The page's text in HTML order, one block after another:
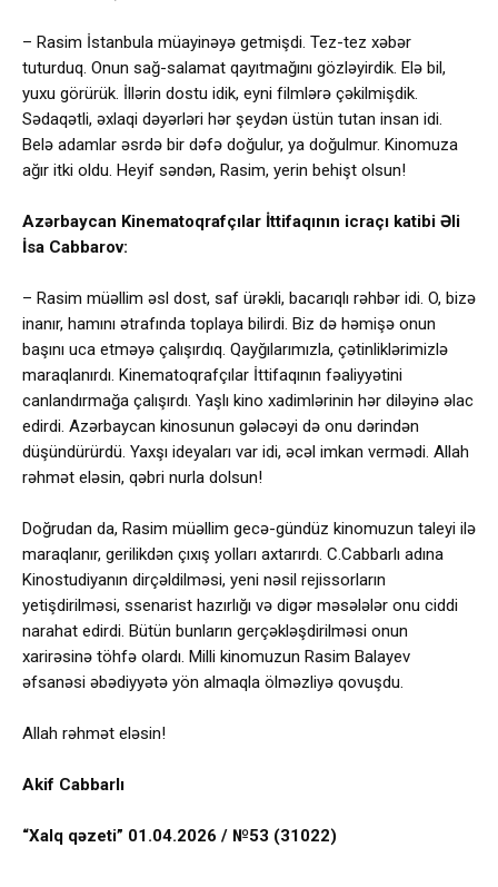
– Rasim İstanbula müayinəyə getmişdi. Tez-tez xəbər
tuturduq. Onun sağ-salamat qayıtmağını gözləyirdik. Elə bil,
yuxu görürük. İllərin dostu idik, eyni filmlərə çəkilmişdik.
Sədaqətli, əxlaqi dəyərləri hər şeydən üstün tutan insan idi.
Belə adamlar əsrdə bir dəfə doğulur, ya doğulmur. Kinomuza
ağır itki oldu. Heyif səndən, Rasim, yerin behişt olsun!
Azərbaycan Kinematoqrafçılar İttifaqının icraçı katibi Əli
İsa Cabbarov:
– Rasim müəllim əsl dost, saf ürəkli, bacarıqlı rəhbər idi. O, bizə
inanır, hamını ətrafında toplaya bilirdi. Biz də həmişə onun
başını uca etməyə çalışırdıq. Qayğılarımızla, çətinliklərimizlə
maraqlanırdı. Kinematoqrafçılar İttifaqının fəaliyyətini
canlandırmağa çalışırdı. Yaşlı kino xadimlərinin hər diləyinə əlac
edirdi. Azərbaycan kinosunun gələcəyi də onu dərindən
düşündürürdü. Yaxşı ideyaları var idi, əcəl imkan vermədi. Allah
rəhmət eləsin, qəbri nurla dolsun!
Doğrudan da, Rasim müəllim gecə-gündüz kinomuzun taleyi ilə
maraqlanır, gerilikdən çıxış yolları axtarırdı. C.Cabbarlı adına
Kinostudiyanın dirçəldilməsi, yeni nəsil rejissorların
yetişdirilməsi, ssenarist hazırlığı və digər məsələlər onu ciddi
narahat edirdi. Bütün bunların gerçəkləşdirilməsi onun
xarirəsinə töhfə olardı. Milli kinomuzun Rasim Balayev
əfsanəsi əbədiyyətə yön almaqla ölməzliyə qovuşdu.
Allah rəhmət eləsin!
Akif Cabbarlı
“Xalq qəzeti” 01.04.2026 / №53 (31022)